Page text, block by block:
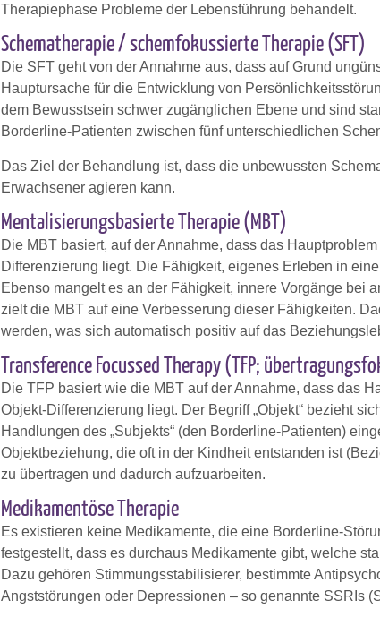
Therapiephase Probleme der Lebensführung behandelt.
Schematherapie / schemfokussierte Therapie (SFT)
Die SFT geht von der Annahme aus, dass auf Grund
Hauptursache für die Entwicklung von
dem Bewusstsein schwer zugänglichen Ebene und sind
Borderline-Patienten zwischen fünf unterschiedlichen
Das Ziel der Behandlung ist, dass die unbewussten
Erwachsener agieren kann.
Mentalisierungsbasierte Therapie (MBT)
Die MBT basiert, auf der Annahme, dass das
Differenzierung liegt. Die Fähigkeit, eigenes Erleben in
Ebenso mangelt es an der Fähigkeit, innere Vorgänge bei
zielt die MBT auf eine Verbesserung dieser Fähigkeiten.
werden, was sich automatisch positiv auf das
Transference Focussed Therapy (TFP;
Die TFP basiert wie die MBT auf der Annahme, dass das
Objekt-Differenzierung liegt. Der Begriff „Objekt“ bezieht
Handlungen des „Subjekts“ (den Borderline-Patienten)
Objektbeziehung, die oft in der Kindheit entstanden ist
zu übertragen und dadurch aufzuarbeiten.
Medikamentöse Therapie
Es existieren keine Medikamente, die eine Borderline-
festgestellt, dass es durchaus Medikamente gibt, welche
Dazu gehören Stimmungsstabilisierer, bestimmte
Angststörungen oder Depressionen – so genannte SSRIs